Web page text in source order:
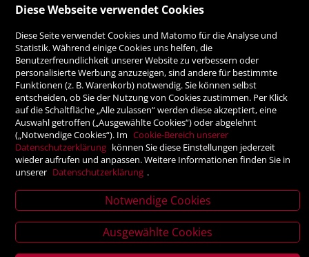
News
SICHER ONLINE SHOPPEN!
Verlagsanstalt Tyrolia Gesellschaft m. b. H | Exlgasse 20,
6020 Innsbruck
Diese Webseite verwendet Cookies
Diese Seite verwendet Cookies und Matomo für die Analyse und
Statistik. Während einige Cookies uns helfen, die
Benutzerfreundlichkeit unserer Website zu verbessern oder
personalisierte Werbung anzuzeigen, sind andere für bestimmte
Funktionen (z. B. Warenkorb) notwendig. Sie können selbst
entscheiden, ob Sie der Nutzung von Cookies zustimmen. Per Klick
auf die Schaltfläche „Alle zulassen“ werden diese akzeptiert, eine
Auswahl getroffen („Ausgewählte Cookies“) oder abgelehnt
(„Notwendige Cookies“). Im Cookie-Bereich unserer
Datenschutzerklärung können Sie diese Einstellungen jederzeit
wieder aufrufen und anpassen. Weitere Informationen finden Sie in
unserer Datenschutzerklärung .
Notwendige Cookies
Ausgewählte Cookies